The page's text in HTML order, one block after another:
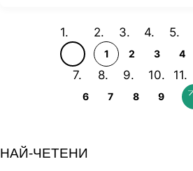
1 2 3 4
6 7 8 9
НАЙ-ЧЕТЕНИ